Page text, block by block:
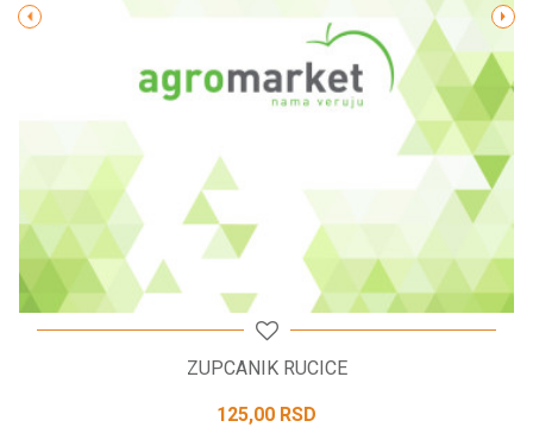
ZUPCANIK RUCICE
125,00 RSD